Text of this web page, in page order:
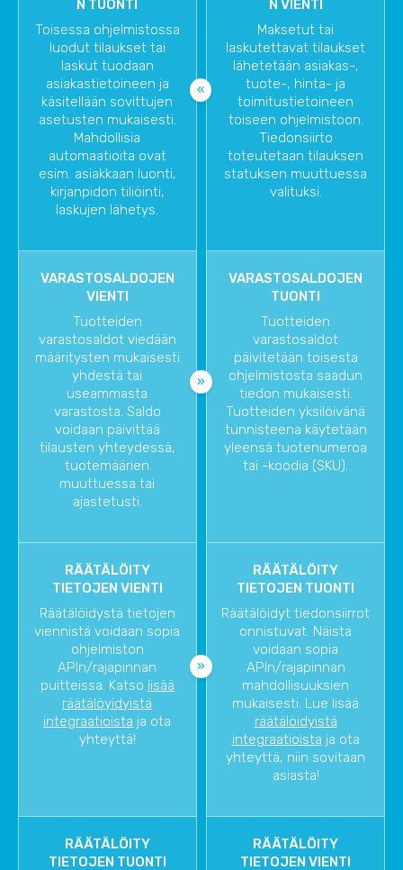
N TUONTI
Toisessa ohjelmistossa
luodut tilaukset tai
laskut tuodaan
asiakastietoineen ja
käsitellään sovittujen
asetusten mukaisesti.
Mahdollisia
automaatioita ovat
esim. asiakkaan luonti,
kirjanpidon tiliöinti,
laskujen lähetys.
N VIENTI
Maksetut tai
laskutettavat tilaukset
lähetetään asiakas-,
tuote-, hinta- ja
toimitustietoineen
toiseen ohjelmistoon.
Tiedonsiirto
toteutetaan tilauksen
statuksen muuttuessa
valituksi.
VARASTOSALDOJEN
VIENTI
Tuotteiden
varastosaldot viedään
määritysten mukaisesti
yhdestä tai
useammasta
varastosta. Saldo
voidaan päivittää
tilausten yhteydessä,
tuotemäärien
muuttuessa tai
ajastetusti.
VARASTOSALDOJEN
TUONTI
Tuotteiden
varastosaldot
päivitetään toisesta
ohjelmistosta saadun
tiedon mukaisesti.
Tuotteiden yksilöivänä
tunnisteena käytetään
yleensä tuotenumeroa
tai -koodia (SKU).
RÄÄTÄLÖITY
TIETOJEN VIENTI
Räätälöidystä tietojen
viennistä voidaan sopia
ohjelmiston
APIn/rajapinnan
puitteissa. Katso lisää
räätälöyidyistä
integraatioista ja ota
yhteyttä!
RÄÄTÄLÖITY
TIETOJEN TUONTI
Räätälöidyt tiedonsiirrot
onnistuvat. Näistä
voidaan sopia
APIn/rajapinnan
mahdollisuuksien
mukaisesti. Lue lisää
räätälöidyistä
integraatioista ja ota
yhteyttä, niin sovitaan
asiasta!
RÄÄTÄLÖITY
TIETOJEN TUONTI
RÄÄTÄLÖITY
TIETOJEN VIENTI